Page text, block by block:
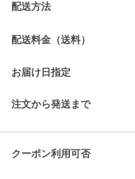
配送方法
配送料金（送料）
お届け日指定
注文から発送まで
クーポン利用可否